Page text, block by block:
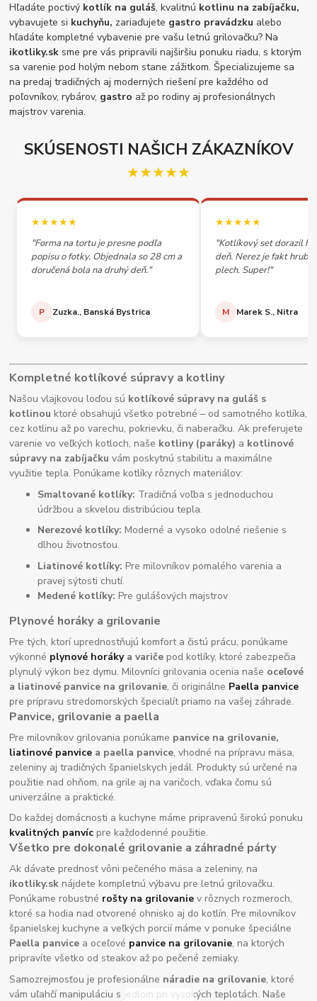
Hľadáte poctivý kotlík na guláš, kvalitnú kotlinu na zabíjačku,
vybavujete si kuchyňu, zariaďujete gastro pravádzku alebo
hľadáte kompletné vybavenie pre vašu letnú grilovačku? Na
ikotliky.sk sme pre vás pripravili najširšiu ponuku riadu, s ktorým
sa varenie pod holým nebom stane zážitkom. Špecializujeme sa
na predaj tradičných aj moderných riešení pre každého od
poľovníkov, rybárov, gastro až po rodiny aj profesionálnych
majstrov varenia.
SKÚSENOSTI NAŠICH ZÁKAZNÍKOV
★★★★★
★★★★★
"Forma na tortu je presne podľa
popisu o fotky. Objednala so 28 cm a
doručená bola na druhý deň."
P Zuzka., Banská Bystrica
★★★★★
"Kotlíkový set dorazil
deň. Nerez je fakt
plech. Super!"
M Marek S., Nitra
Kompletné kotlíkové súpravy a kotliny
Našou vlajkovou loďou sú kotlíkové súpravy na guláš s
kotlinou ktoré obsahujú všetko potrebné – od samotného kotlíka,
cez kotlinu až po varechu, pokrievku, či naberačku. Ak preferujete
varenie vo veľkých kotloch, naše kotliny (paráky) a kotlinové
súpravy na zabíjačku vám poskytnú stabilitu a maximálne
využitie tepla. Ponúkame kotlíky rôznych materiálov:
Smaltované kotlíky: Tradičná voľba s jednoduchou
údržbou a skvelou distribúciou tepla.
Nerezové kotlíky: Moderné a vysoko odolné riešenie s
dlhou životnosťou.
Liatinové kotlíky: Pre milovníkov pomalého varenia a
pravej sýtosti chutí.
Medené kotlíky: Pre gulášových majstrov
Plynové horáky a grilovanie
Pre tých, ktorí uprednostňujú komfort a čistú prácu, ponúkame
výkonné plynové horákya variče pod kotlíky, ktoré zabezpečia
plynulý výkon bez dymu. Milovníci grilovania ocenia naše oceľové
a liatinové panvice na grilovanie, či originálne Paella panvice
pre prípravu stredomorských špecialít priamo na vašej záhrade.
Panvice, grilovanie a paella
Pre milovníkov grilovania ponúkame panvice na grilovanie,
liatinové panvice a paella panvice, vhodné na prípravu mäsa,
zeleniny aj tradičných španielskych jedál. Produkty sú určené na
použitie nad ohňom, na grile aj na varičoch, vďaka čomu sú
univerzálne a praktické.
Do každej domácnosti a kuchyne máme pripravenú širokú ponuku
kvalitných panvíc pre každodenné použitie.
Všetko pre dokonalé grilovanie a záhradné párty
Ak dávate prednosť vôni pečeného mäsa a zeleniny, na
ikotliky.sk nájdete kompletnú výbavu pre letnú grilovačku.
Ponúkame robustné rošty na grilovanie v rôznych rozmeroch,
ktoré sa hodia nad otvorené ohnisko aj do kotlín. Pre milovníkov
španielskej kuchyne a veľkých porcií máme v ponuke špeciálne
Paella panvice a oceľové panvice na grilovanie, na ktorých
pripravíte všetko od steakov až po pečené zemiaky.
Samozrejmosťou je profesionálne náradie na grilovanie, ktoré
vám uľahčí manipuláciu s jedlom pri vysokých teplotách. Naše